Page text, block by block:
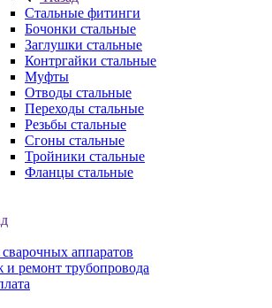
Стальные фитинги
Бочонки стальные
Заглушки стальные
Контргайки стальные
Муфты
Отводы стальные
Переходы стальные
Резьбы стальные
Сгоны стальные
Тройники стальные
Фланцы стальные
аппаратов
ремонт трубопровода